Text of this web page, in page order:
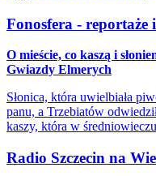
Fonosfera - reportaże
O mieście, co kaszą i
Gwiazdy Elmerych
Słonica, która uwielbiała
panu, a Trzebiatów
kaszy, która w
Radio Szczecin na